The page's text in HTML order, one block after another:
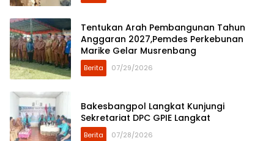
Tentukan Arah Pembangunan Tahun
Anggaran 2027,Pemdes Perkebunan
Marike Gelar Musrenbang
Berita 07/29/2026
Bakesbangpol Langkat Kunjungi
Sekretariat DPC GPIE Langkat
Berita 07/28/2026